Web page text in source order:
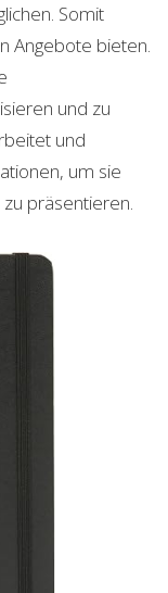
Somit
Angebote bieten.
und zu
und
um sie
präsentieren.